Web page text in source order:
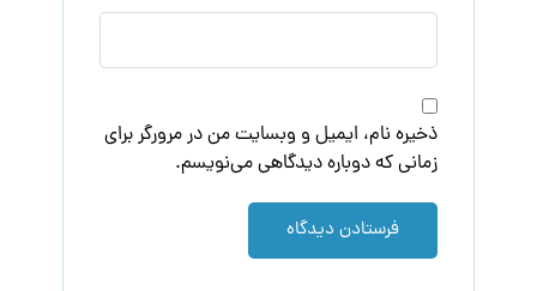
ذخیره نام، ایمیل و وبسایت من در مرورگر برای
زمانی که دوباره دیدگاهی می‌نویسم.
فرستادن دیدگاه